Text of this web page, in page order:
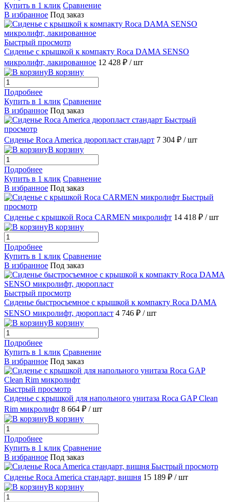
Купить в 1 клик Сравнение
В избранное Под заказ
Быстрый просмотр
Сиденье с крышкой к компакту Roca DAMA SENSO
микролифт, лакированное 12 428 ₽ / шт
В корзину
Подробнее
Купить в 1 клик Сравнение
В избранное Под заказ
Быстрый
просмотр
Сиденье Roca America дюропласт стандарт 7 304 ₽ / шт
В корзину
Подробнее
Купить в 1 клик Сравнение
В избранное Под заказ
Быстрый
просмотр
Сиденье с крышкой Roca CARMEN микролифт 14 418 ₽ / шт
В корзину
Подробнее
Купить в 1 клик Сравнение
В избранное Под заказ
Быстрый просмотр
Сиденье быстросъемное с крышкой к компакту Roca DAMA
SENSO микролифт, дюропласт 4 746 ₽ / шт
В корзину
Подробнее
Купить в 1 клик Сравнение
В избранное Под заказ
Быстрый просмотр
Сиденье с крышкой для напольного унитаза Roca GAP Clean
Rim микролифт 8 664 ₽ / шт
В корзину
Подробнее
Купить в 1 клик Сравнение
В избранное Под заказ
Быстрый просмотр
Сиденье Roca America стандарт, вишня 15 189 ₽ / шт
В корзину